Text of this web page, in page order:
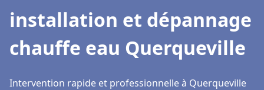
installation et dépannage
chauffe eau Querqueville
Intervention rapide et professionnelle à Querqueville